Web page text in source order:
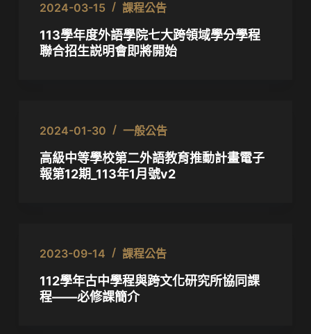
2024-03-15 課程公告
113學年度外語學院七大跨領域學分學程
聯合招生説明會即將開始
2024-01-30 一般公告
高級中等學校第二外語教育推動計畫電子
報第12期_113年1月號v2
2023-09-14 課程公告
112學年古中學程與跨文化研究所協同課
程——必修課簡介